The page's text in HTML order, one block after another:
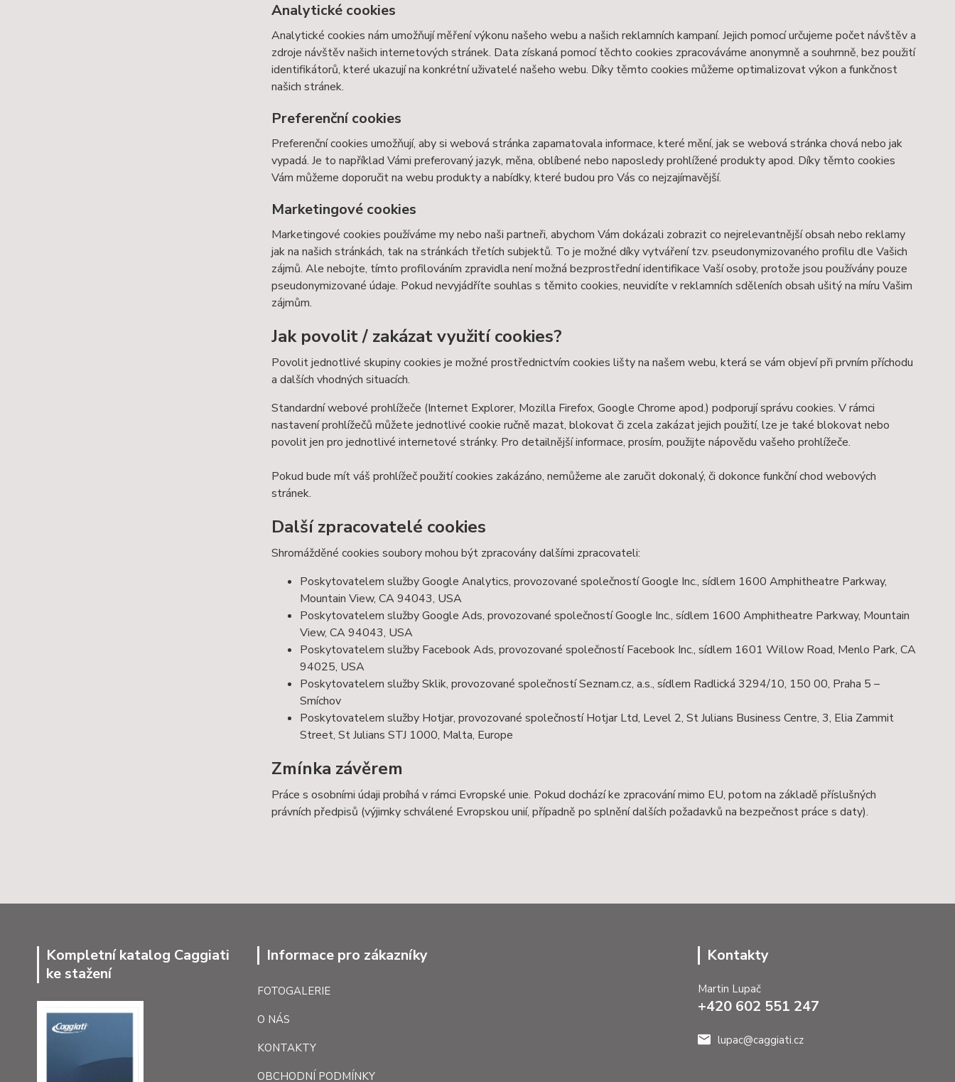
Analytické cookies
Analytické cookies nám umožňují měření výkonu našeho webu a našich reklamních kampaní. Jejich pomocí určujeme počet návštěv a
zdroje návštěv našich internetových stránek. Data získaná pomocí těchto cookies zpracováváme anonymně a souhrnně, bez použití
identifikátorů, které ukazují na konkrétní uživatelé našeho webu. Díky těmto cookies můžeme optimalizovat výkon a funkčnost
našich stránek.
Preferenční cookies
Preferenční cookies umožňují, aby si webová stránka zapamatovala informace, které mění, jak se webová stránka chová nebo jak
vypadá. Je to například Vámi preferovaný jazyk, měna, oblíbené nebo naposledy prohlížené produkty apod. Díky těmto cookies
Vám můžeme doporučit na webu produkty a nabídky, které budou pro Vás co nejzajímavější.
Marketingové cookies
Marketingové cookies používáme my nebo naši partneři, abychom Vám dokázali zobrazit co nejrelevantnější obsah nebo reklamy
jak na našich stránkách, tak na stránkách třetích subjektů. To je možné díky vytváření tzv. pseudonymizovaného profilu dle Vašich
zájmů. Ale nebojte, tímto profilováním zpravidla není možná bezprostřední identifikace Vaší osoby, protože jsou používány pouze
pseudonymizované údaje. Pokud nevyjádříte souhlas s těmito cookies, neuvidíte v reklamních sděleních obsah ušitý na míru Vašim
zájmům.
Jak povolit / zakázat využití cookies?
Povolit jednotlivé skupiny cookies je možné prostřednictvím cookies lišty na našem webu, která se vám objeví při prvním příchodu
a dalších vhodných situacích.
Standardní webové prohlížeče (Internet Explorer, Mozilla Firefox, Google Chrome apod.) podporují správu cookies. V rámci
nastavení prohlížečů můžete jednotlivé cookie ručně mazat, blokovat či zcela zakázat jejich použití, lze je také blokovat nebo
povolit jen pro jednotlivé internetové stránky. Pro detailnější informace, prosím, použijte nápovědu vašeho prohlížeče.
Pokud bude mít váš prohlížeč použití cookies zakázáno, nemůžeme ale zaručit dokonalý, či dokonce funkční chod webových
stránek.
Další zpracovatelé cookies
Shromážděné cookies soubory mohou být zpracovány dalšími zpracovateli:
Poskytovatelem služby Google Analytics, provozované společností Google Inc., sídlem 1600 Amphitheatre Parkway,
Mountain View, CA 94043, USA
Poskytovatelem služby Google Ads, provozované společností Google Inc., sídlem 1600 Amphitheatre Parkway, Mountain
View, CA 94043, USA
Poskytovatelem služby Facebook Ads, provozované společností Facebook Inc., sídlem 1601 Willow Road, Menlo Park, CA
94025, USA
Poskytovatelem služby Sklik, provozované společností Seznam.cz, a.s., sídlem Radlická 3294/10, 150 00, Praha 5 –
Smíchov
Poskytovatelem služby Hotjar, provozované společností Hotjar Ltd, Level 2, St Julians Business Centre, 3, Elia Zammit
Street, St Julians STJ 1000, Malta, Europe
Zmínka závěrem
Práce s osobními údaji probíhá v rámci Evropské unie. Pokud dochází ke zpracování mimo EU, potom na základě příslušných
právních předpisů (výjimky schválené Evropskou unií, případně po splnění dalších požadavků na bezpečnost práce s daty).
Kompletní katalog Caggiati
ke stažení
Informace pro zákazníky
FOTOGALERIE
O NÁS
KONTAKTY
OBCHODNÍ PODMÍNKY
Kontakty
Martin Lupač
+420 602 551 247
lupac@caggiati.cz